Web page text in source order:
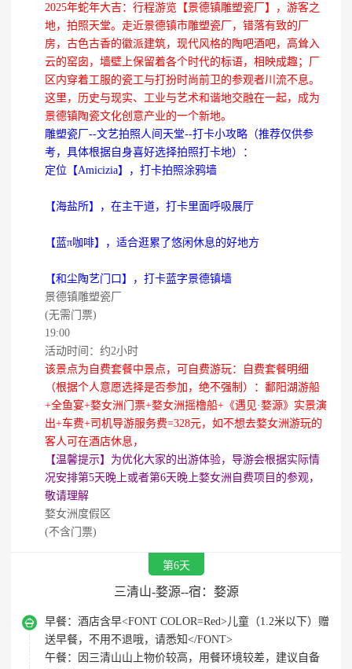
2025年蛇年大吉：行程游览【景德镇雕塑瓷厂】，游客之
地，拍照天堂。走近景德镇市雕塑瓷厂，错落有致的厂
房，古色古香的徽派建筑，现代风格的陶吧酒吧，高耸入
云的窑囱，墙壁上保留着各个时代的标语，相映成趣；厂
区内穿着工服的瓷工与打扮时尚前卫的参观者川流不息。
这里，历史与现实、工业与艺术和谐地交融在一起，成为
景德镇陶瓷文化创意产业的一个新地。
雕塑瓷厂--文艺拍照人间天堂--打卡小攻略（推荐仅供参
考，具体根据自身喜好选择拍照打卡地）：
定位【Amicizia】，打卡拍照涂鸦墙
【海盐所】，在主干道，打卡里面呼吸展厅
【蓝π咖啡】，适合逛累了悠闲休息的好地方
【和尘陶艺门口】，打卡蓝字景德镇墙
景德镇雕塑瓷厂
(无需门票)
19:00
活动时间：约2小时
该景点为自费套餐中景点，可自费游玩：自费套餐明细
（根据个人意愿选择是否参加，绝不强制）：鄱阳湖游船
+全鱼宴+婺女洲门票+婺女洲摇橹船+《遇见·婺源》实景演
出+车费+司机导游服务费=328元，如不想去婺女洲游玩的
客人可在酒店休息，
【温馨提示】为优化大家的出游体验，导游会根据实际情
况安排第5天晚上或者第6天晚上婺女洲自费项目的参观，
敬请理解
婺女洲度假区
(不含门票)
第6天
三清山-婺源--宿：婺源
 早餐： 酒店含早<FONT COLOR=Red>儿童（1.2米以下）赠
送早餐，不用不退哦，请悉知</FONT>
午餐：
因三清山山上物价较高，用餐环境较差，建议自备